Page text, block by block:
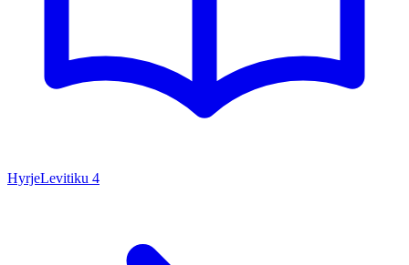
HyrjeLevitiku 4